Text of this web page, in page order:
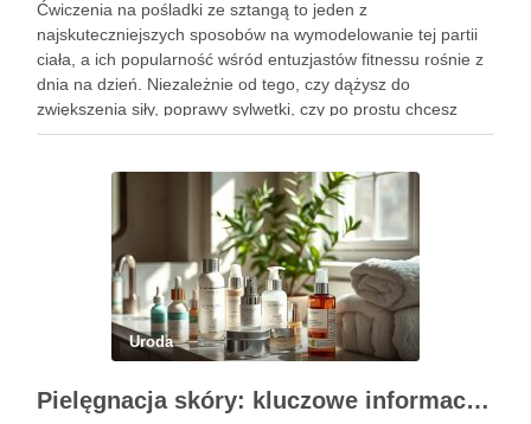
Ćwiczenia na pośladki ze sztangą to jeden z
najskuteczniejszych sposobów na wymodelowanie tej partii
ciała, a ich popularność wśród entuzjastów fitnessu rośnie z
dnia na dzień. Niezależnie od tego, czy dążysz do
zwiększenia siły, poprawy sylwetki, czy po prostu chcesz
poczuć się lepiej w swoim ciele, odpowiednio dobrane
Uroda
Pielęgnacja skóry: kluczowe informacje i skuteczne metody